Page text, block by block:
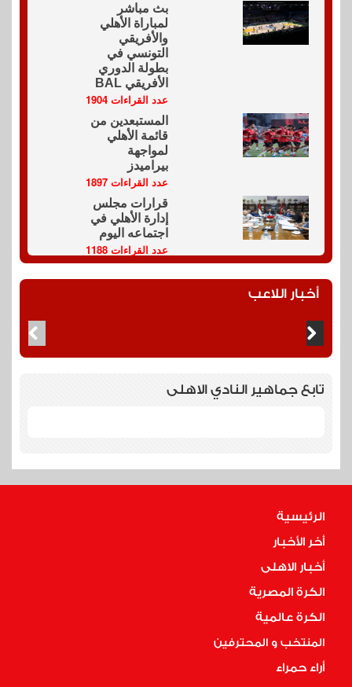
بث مباشر
لمباراة الأهلي
والأفريقي
التونسي في
بطولة الدوري
الأفريقي BAL
عدد القراءات 1904
المستبعدين من
قائمة الأهلي
لمواجهة
بيراميدز
عدد القراءات 1897
قرارات مجلس
إدارة الأهلي في
اجتماعه اليوم
عدد القراءات 1188
أخبار اللاعب
تابع جماهير النادي الاهلى
الرئيسية
أخر الأخبار
أخبار الاهلى
الكرة المصرية
الكرة عالمية
المنتخب و المحترفين
أراء حمراء